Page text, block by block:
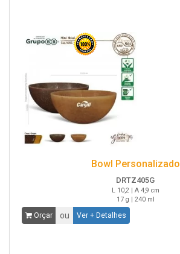
Bowl Personalizado
DRTZ405G
L 10,2 | A 4,9 cm
17 g | 240 ml
Orçar ou Ver + Detalhes